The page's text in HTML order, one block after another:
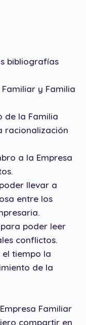
bibliografías
y Familia
de la Familia
racionalización
a la Empresa
llevar a
entre los
poder leer
conflictos.
tiempo la
de la
Familiar
compartir en